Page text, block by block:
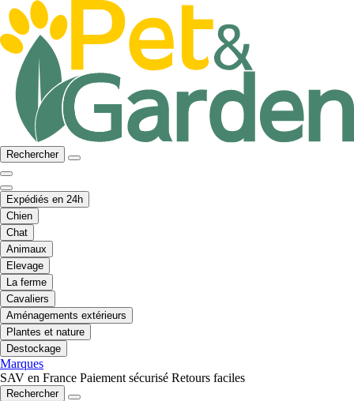
Rechercher
Expédiés en 24h
Chien
Chat
Animaux
Elevage
La ferme
Cavaliers
Aménagements extérieurs
Plantes et nature
Destockage
Marques
SAV en France Paiement sécurisé Retours faciles
Rechercher